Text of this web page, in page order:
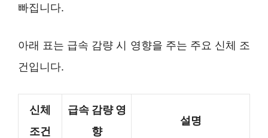
빠집니다.
아래 표는 급속 감량 시 영향을 주는 주요 신체 조
건입니다.
신체
조건
급속 감량 영
향
설명